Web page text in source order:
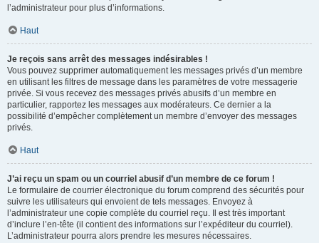
l’administrateur pour plus d’informations.
Haut
Je reçois sans arrêt des messages indésirables !
Vous pouvez supprimer automatiquement les messages privés d’un membre
en utilisant les filtres de message dans les paramètres de votre messagerie
privée. Si vous recevez des messages privés abusifs d’un membre en
particulier, rapportez les messages aux modérateurs. Ce dernier a la
possibilité d’empêcher complètement un membre d’envoyer des messages
privés.
Haut
J’ai reçu un spam ou un courriel abusif d’un membre de ce forum !
Le formulaire de courrier électronique du forum comprend des sécurités pour
suivre les utilisateurs qui envoient de tels messages. Envoyez à
l’administrateur une copie complète du courriel reçu. Il est très important
d’inclure l’en-tête (il contient des informations sur l’expéditeur du courriel).
L’administrateur pourra alors prendre les mesures nécessaires.